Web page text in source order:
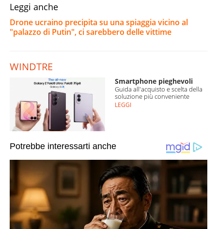
Leggi anche
Drone ucraino precipita su una spiaggia vicino al
"palazzo di Putin", ci sarebbero delle vittime
WINDTRE
Smartphone pieghevoli
Guida all'acquisto e scelta della
soluzione più conveniente
LEGGI